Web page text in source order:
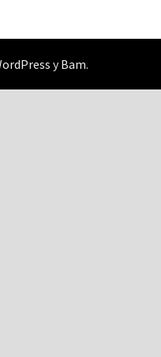
yBam.